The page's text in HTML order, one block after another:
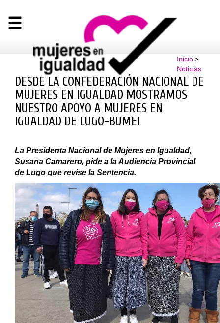
Inicio>
Noticias
DESDE LA CONFEDERACIÓN NACIONAL DE
MUJERES EN IGUALDAD MOSTRAMOS
NUESTRO APOYO A MUJERES EN
IGUALDAD DE LUGO-BUMEI
La Presidenta Nacional de Mujeres en Igualdad,
Susana Camarero, pide a la Audiencia Provincial
de Lugo que revise la Sentencia.